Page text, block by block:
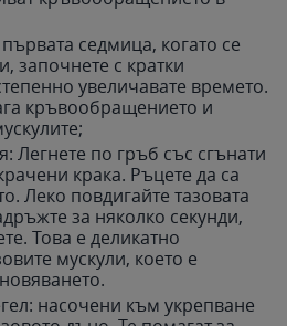
седмица, когато се
започнете с кратки
увеличавате времето.
кръвообращението и
Легнете по гръб със сгънати
крака. Ръцете да са
Леко повдигайте тазовата
за няколко секунди,
Това е деликатно
мускули, което е
насочени към укрепване